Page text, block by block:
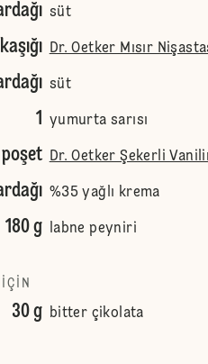
süt
Dr. Oetker Mısır
süt
1 yumurta sarısı
poşet Dr. Oetker Şekerli
%35 yağlı krema
180 g labne peyniri
30 g bitter çikolata